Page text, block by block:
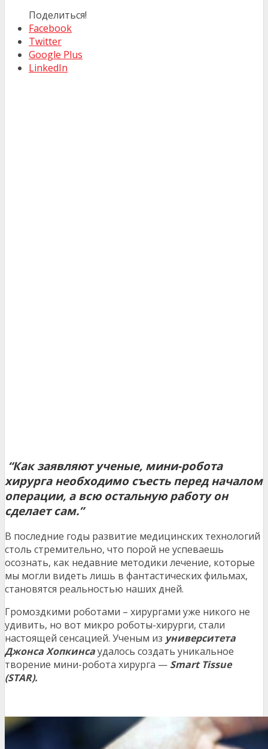
Поделиться!
Facebook
Twitter
Google Plus
LinkedIn
“Как заявляют ученые, мини-робота
хирурга необходимо съесть перед началом
операции, а всю остальную работу он
сделает сам.”
В последние годы развитие медицинских технологий
столь стремительно, что порой не успеваешь
осознать, как недавние методики лечение, которые
мы могли видеть лишь в фантастических фильмах,
становятся реальностью наших дней.
Громоздкими роботами – хирургами уже никого не
удивить, но вот микро роботы-хирурги, стали
настоящей сенсацией. Ученым из университета
Джонса Хопкинсаудалось создать уникальное
творение мини-робота хирурга — Smart Tissue
(STAR).